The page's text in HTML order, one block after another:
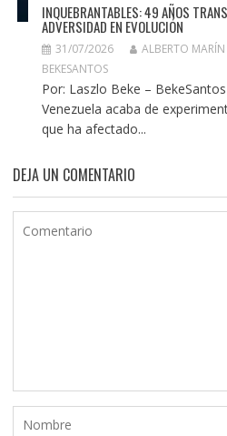
INQUEBRANTABLES: 49 AÑOS
ADVERSIDAD EN EVOLUCIÓN
31/07/2026
ALBERTO
BEKESANTOS
Por: Laszlo Beke –
Venezuela acaba de
que ha afectado...
DEJA UN COMENTARIO